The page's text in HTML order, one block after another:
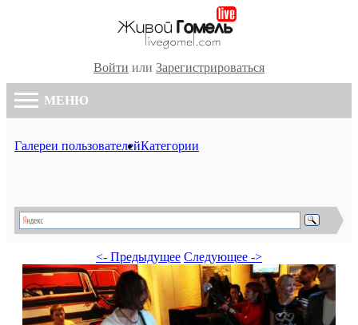
Войти или Зарегистрироваться
МЕНЮ
Галереи пользователейКатегории
<- Предыдущее Следующее ->